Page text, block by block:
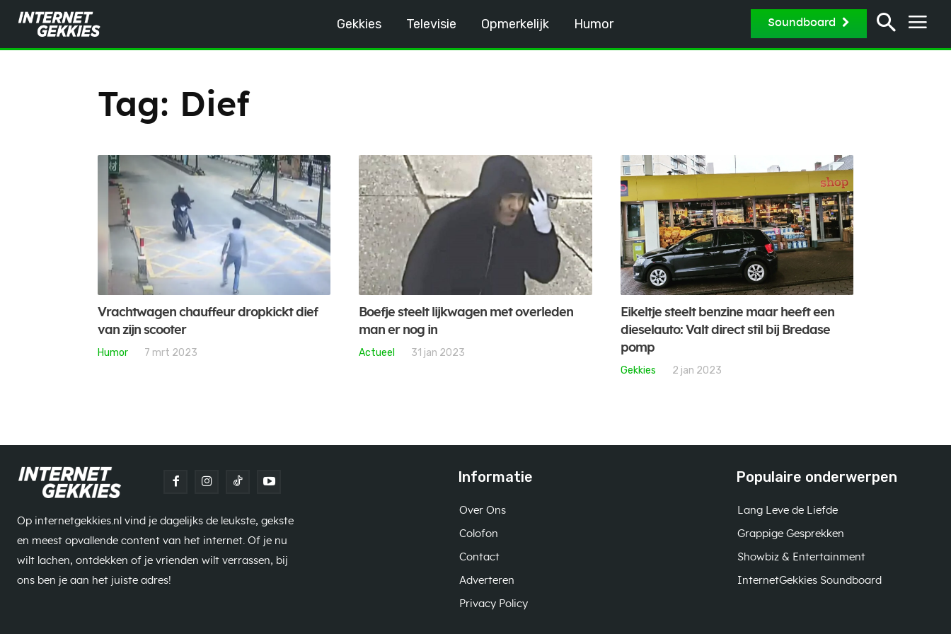
Gekkies Televisie Opmerkelijk Humor Soundboard
Tag: Dief
Vrachtwagen chauffeur dropkickt dief
van zijn scooter
Humor 7 mrt 2023
Boefje steelt lijkwagen met overleden
man er nog in
Actueel 31 jan 2023
Eikeltje steelt benzine maar heeft een
dieselauto: Valt direct stil bij Bredase
pomp
Gekkies 2 jan 2023
Op internetgekkies.nl vind je dagelijks de leukste, gekste
en meest opvallende content van het internet. Of je nu
wilt lachen, ontdekken of je vrienden wilt verrassen, bij
ons ben je aan het juiste adres!
Informatie
Over Ons
Colofon
Contact
Adverteren
Privacy Policy
Populaire onderwerpen
Lang Leve de Liefde
Grappige Gesprekken
Showbiz & Entertainment
InternetGekkies Soundboard